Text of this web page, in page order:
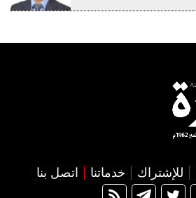
للإشتراك خدماتنا اتصل بنا